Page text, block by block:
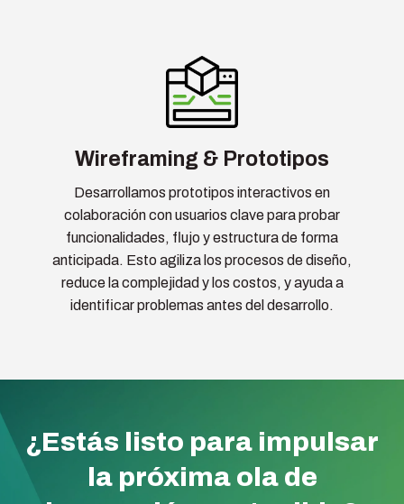
Wireframing & Prototipos
Desarrollamos prototipos interactivos en
colaboración con usuarios clave para probar
funcionalidades, flujo y estructura de forma
anticipada. Esto agiliza los procesos de diseño,
reduce la complejidad y los costos, y ayuda a
identificar problemas antes del desarrollo.
¿Estás listo para impulsar
la próxima ola de